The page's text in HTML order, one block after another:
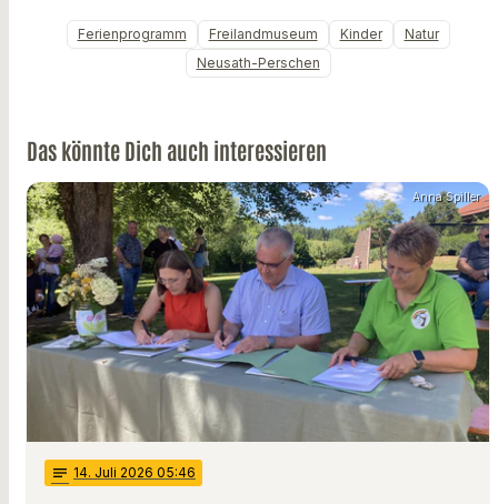
Ferienprogramm Freilandmuseum Kinder
Natur
Neusath-Perschen
Das könnte Dich auch interessieren
Anna Spiller
notes 14. Juli 2026 05:46